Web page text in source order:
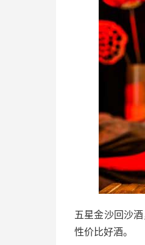
五星金沙回沙
性价比好酒。